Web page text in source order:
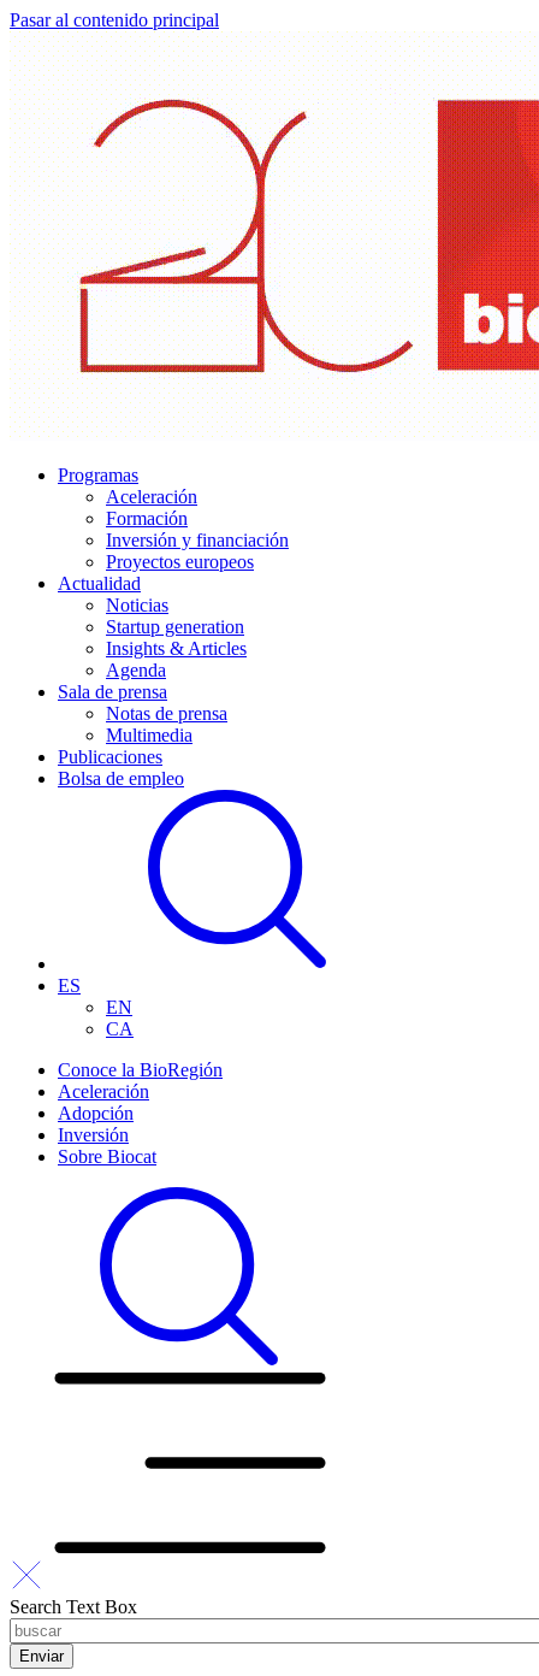
Pasar al contenido principal
Programas
Aceleración
Formación
Inversión y financiación
Proyectos europeos
Actualidad
Noticias
Startup generation
Insights & Articles
Agenda
Sala de prensa
Notas de prensa
Multimedia
Publicaciones
Bolsa de empleo
ES
EN
CA
Conoce la BioRegión
Aceleración
Adopción
Inversión
Sobre Biocat
Search Text Box